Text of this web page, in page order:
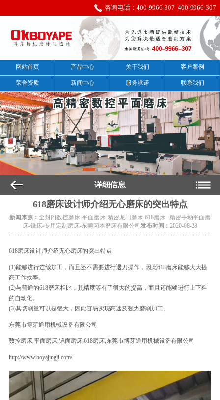
咨询电话： 400-9966-307 400-9966-307
网站首页 产品中心 关于我们 客户案例
荣誉资质 新闻中心 服务承诺 联系我们
详细信息
618磨床设计师介绍无心磨床的突出特点
新闻来源： 全封闭数控磨床-平面磨床-精密龙门磨床-618磨床--精密手动平面磨
床-铣床-专用定制磨床-东莞冈本磨床有限公司 发布时间： 2020-08-28
618磨床设计师介绍无心磨床的突出特点
(1)能够进行连续加工，而且还不需要进行退刀操作，因此618磨床能够大大提
高工作效率。
(2)与普通的618磨床相比，其精度等有了很大的提高，而且还能够进行上下料
的自动化。
(3)其切削量可以是很大，因此容易实现高速及强力磨削加工。
东莞市博芽通用机械设备有限公司
数控磨床,平面磨床,镜面磨床,618磨床,东莞市博芽通用机械设备有限公司
http://www.boyajingji.com/